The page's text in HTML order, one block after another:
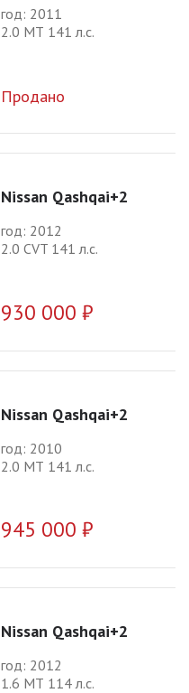
год: 2011
2.0 МТ 141 л.с.
Продано
Nissan Qashqai+2
год: 2012
2.0 CVT 141 л.с.
930 000 ₽
Nissan Qashqai+2
год: 2010
2.0 МТ 141 л.с.
945 000 ₽
Nissan Qashqai+2
год: 2012
1.6 МТ 114 л.с.